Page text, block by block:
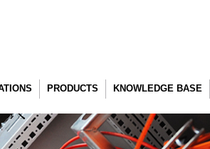
PRODUCTS
FIXED EXTINGUISHING
SYSTEMS
KNOWLEDGE BASE
PROJECTS &
AEROSOL